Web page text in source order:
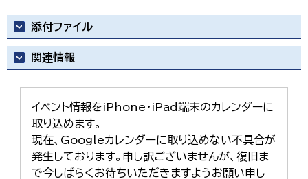
添付ファイル
関連情報
イベント情報をiPhone・iPad端末のカレンダーに
取り込めます。
現在、Googleカレンダーに取り込めない不具合が
発生しております。申し訳ございませんが、復旧ま
で今しばらくお待ちいただきますようお願い申し